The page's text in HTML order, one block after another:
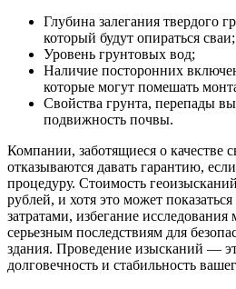
Глубина залегания твердого
который будут опираться сваи;
Уровень грунтовых вод;
Наличие посторонних
которые могут помешать
Свойства грунта, перепады
подвижность почвы.
Компании, заботящиеся о качестве
отказываются давать гарантию,
процедуру. Стоимость
рублей, и хотя это может
затратами, избегание
серьезным последствиям для
здания. Проведение изысканий —
долговечность и стабильность